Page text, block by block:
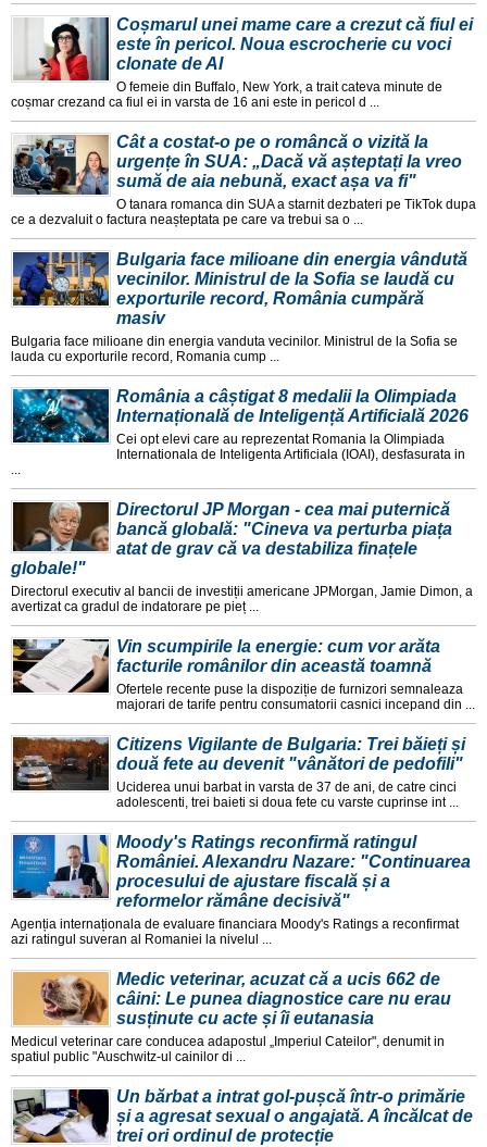
Coșmarul unei mame care a crezut că fiul ei
este în pericol. Noua escrocherie cu voci
clonate de AI
O femeie din Buffalo, New York, a trait cateva minute de
coșmar crezand ca fiul ei in varsta de 16 ani este in pericol d ...
Cât a costat-o pe o româncă o vizită la
urgențe în SUA: „Dacă vă așteptați la vreo
sumă de aia nebună, exact așa va fi"
O tanara romanca din SUA a starnit dezbateri pe TikTok dupa
ce a dezvaluit o factura neașteptata pe care va trebui sa o ...
Bulgaria face milioane din energia vândută
vecinilor. Ministrul de la Sofia se laudă cu
exporturile record, România cumpără
masiv
Bulgaria face milioane din energia vanduta vecinilor. Ministrul de la Sofia se
lauda cu exporturile record, Romania cump ...
România a câștigat 8 medalii la Olimpiada
Internațională de Inteligență Artificială 2026
Cei opt elevi care au reprezentat Romania la Olimpiada
Internationala de Inteligenta Artificiala (IOAI), desfasurata in
...
Directorul JP Morgan - cea mai puternică
bancă globală: "Cineva va perturba piața
atat de grav că va destabiliza finațele
globale!"
Directorul executiv al bancii de investiții americane JPMorgan, Jamie Dimon, a
avertizat ca gradul de indatorare pe pieț ...
Vin scumpirile la energie: cum vor arăta
facturile românilor din această toamnă
Ofertele recente puse la dispoziție de furnizori semnaleaza
majorari de tarife pentru consumatorii casnici incepand din ...
Citizens Vigilante de Bulgaria: Trei băieți și
două fete au devenit "vânători de pedofili"
Uciderea unui barbat in varsta de 37 de ani, de catre cinci
adolescenti, trei baieti si doua fete cu varste cuprinse int ...
Moody's Ratings reconfirmă ratingul
României. Alexandru Nazare: "Continuarea
procesului de ajustare fiscală și a
reformelor rămâne decisivă"
Agenția internaționala de evaluare financiara Moody's Ratings a reconfirmat
azi ratingul suveran al Romaniei la nivelul ...
Medic veterinar, acuzat că a ucis 662 de
câini: Le punea diagnostice care nu erau
susținute cu acte și îi eutanasia
Medicul veterinar care conducea adapostul „Imperiul Cateilor", denumit in
spatiul public "Auschwitz-ul cainilor di ...
Un bărbat a intrat gol-pușcă într-o primărie
și a agresat sexual o angajată. A încălcat de
trei ori ordinul de protecție